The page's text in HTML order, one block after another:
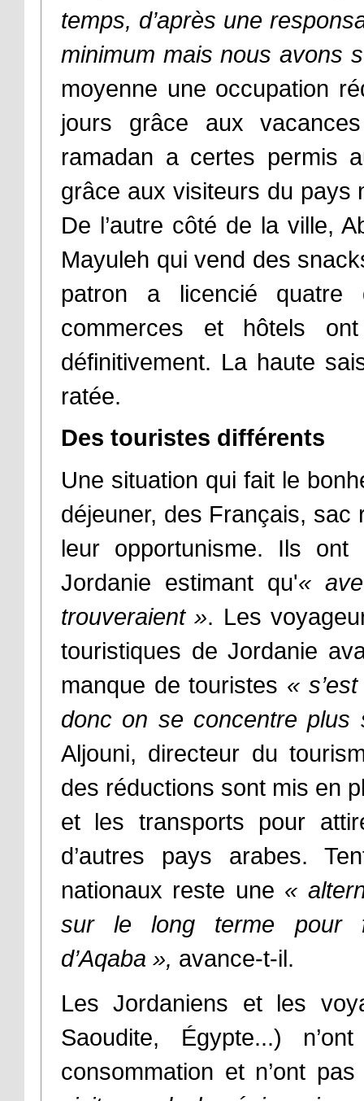
temps, d’après une
minimum mais nous avons
moyenne une occupation
jours grâce aux
ramadan a certes permis
grâce aux visiteurs du pays
De l’autre côté de la ville,
Mayuleh qui vend des
patron a licencié quatre
commerces et hôtels
définitivement. La haute
ratée.
Des touristes différents
Une situation qui fait le
déjeuner, des Français, sac
leur opportunisme. Ils
Jordanie estimant qu'«
trouveraient ». Les
touristiques de Jordanie
manque de touristes «
donc on se concentre
Aljouni, directeur du
des réductions sont mis en
et les transports pour
d’autres pays arabes.
nationaux reste une «
sur le long terme pour
d’Aqaba », avance-t-il.
Les Jordaniens et les
Saoudite, Égypte...)
consommation et n’ont